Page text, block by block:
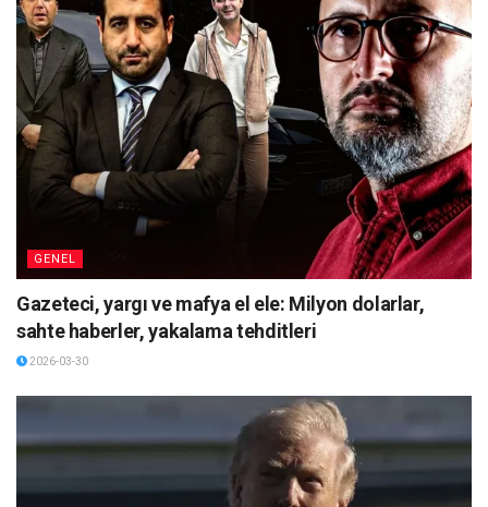
GENEL
Gazeteci, yargı ve mafya el ele: Milyon dolarlar,
sahte haberler, yakalama tehditleri
2026-03-30